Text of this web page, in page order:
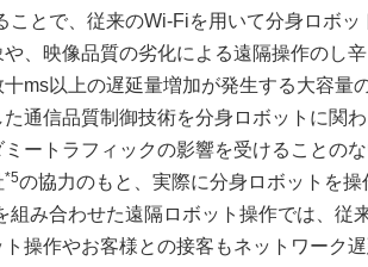
ことで、従来のWi-Fiを用いて分身ロボ
、映像品質の劣化による遠隔操作のし
ms以上の遅延量増加が発生する大容量
通信品質制御技術を分身ロボットに関
ートラフィックの影響を受けることの
*5の協力のもと、実際に分身ロボットを
組み合わせた遠隔ロボット操作では、従
操作やお客様との接客もネットワーク